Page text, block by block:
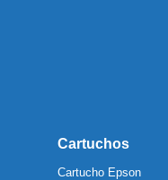
Cartuchos
Cartucho Epson